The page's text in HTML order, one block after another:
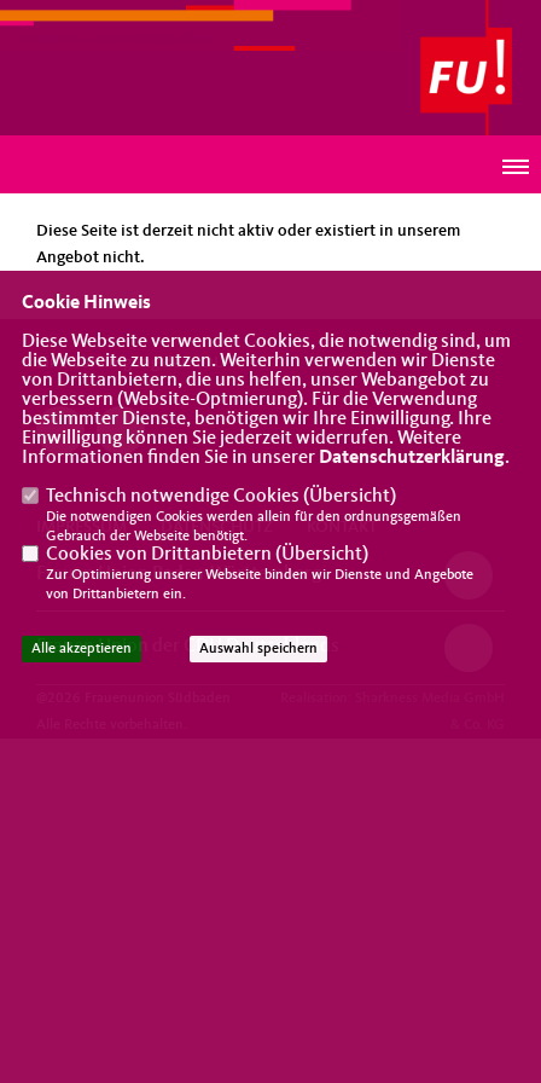
Diese Seite ist derzeit nicht aktiv oder existiert in unserem
Angebot nicht.
Eine Vereinigung der CDU
IMPRESSUM DATENSCHUTZ
Frauen Union Baden-Württemberg
Frauen Union der CDU Deutschlands
Cookie Hinweis
Diese Webseite verwendet Cookies, die notwendig sind, um
die Webseite zu nutzen. Weiterhin verwenden wir Dienste
von Drittanbietern, die uns helfen, unser Webangebot zu
verbessern (Website-Optmierung). Für die Verwendung
bestimmter Dienste, benötigen wir Ihre Einwilligung. Ihre
Einwilligung können Sie jederzeit widerrufen. Weitere
Informationen finden Sie in unserer Datenschutzerklärung.
Technisch notwendige Cookies (Übersicht)
Die notwendigen Cookies werden allein für den ordnungsgemäßen
Gebrauch der Webseite benötigt.
Cookies von Drittanbietern (Übersicht)
Zur Optimierung unserer Webseite binden wir Dienste und Angebote
von Drittanbietern ein.
Alle akzeptieren Auswahl speichern